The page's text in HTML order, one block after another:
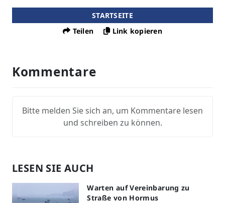
STARTSEITE
Teilen
Link kopieren
Kommentare
Bitte melden Sie sich an, um Kommentare lesen
und schreiben zu können.
LESEN SIE AUCH
Warten auf Vereinbarung zu
Straße von Hormus